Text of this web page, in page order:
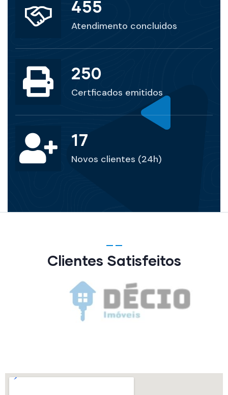
455
Atendimento concluidos
250
Certficados emitidos
17
Novos clientes (24h)
Clientes Satisfeitos